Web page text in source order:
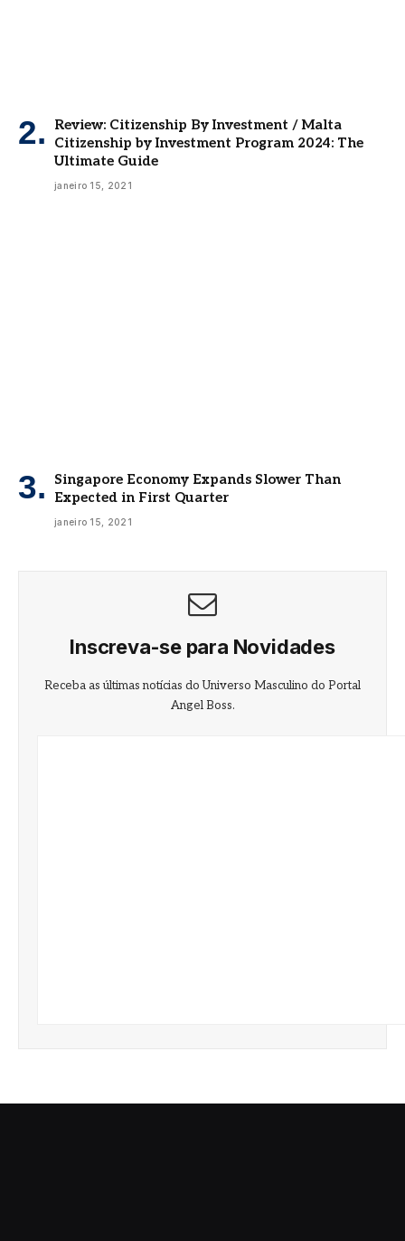
Review: Citizenship By Investment / Malta
Citizenship by Investment Program 2024: The
Ultimate Guide
janeiro 15, 2021
Singapore Economy Expands Slower Than
Expected in First Quarter
janeiro 15, 2021
Inscreva-se para Novidades
Receba as últimas notícias do Universo Masculino do Portal
Angel Boss.